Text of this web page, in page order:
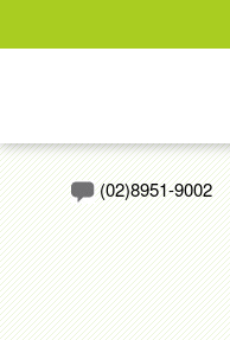
(02)8951-9002